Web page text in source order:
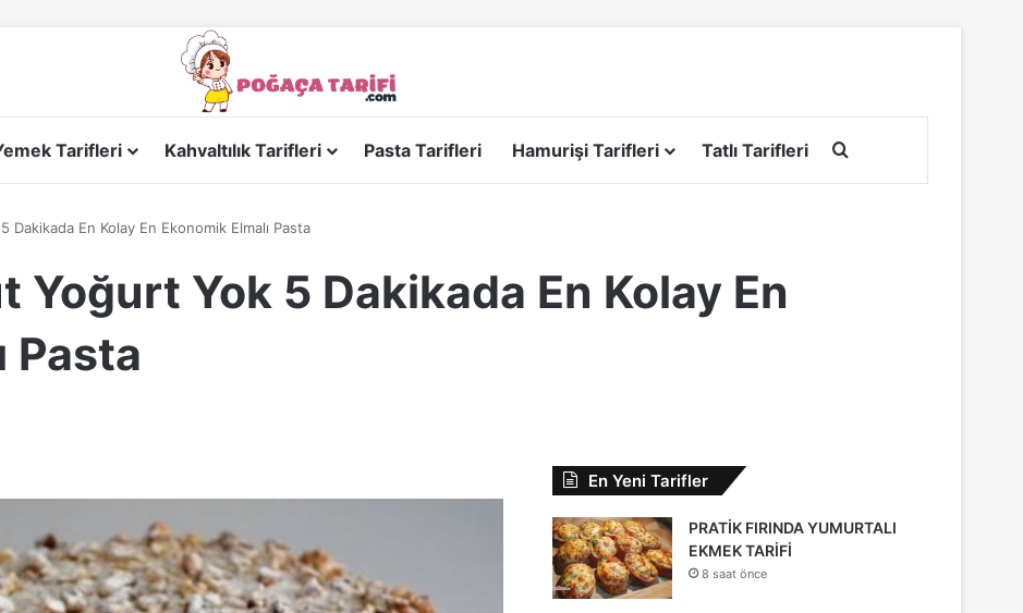
Tarifleri Kahvaltılık Tarifleri Pasta Tarifleri Hamurişi Tarifleri Tatlı Tarifleri
En Kolay En Ekonomik Elmalı Pasta
Yoğurt Yok 5 Dakikada En Kolay En
Pasta
En Yeni Tarifler
PRATİK FIRINDA YUMURTALI
EKMEK TARİFİ
8 saat önce